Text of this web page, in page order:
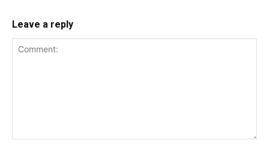
Leave a reply